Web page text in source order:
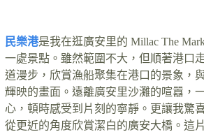
民樂港是我在逛廣安里的 Millac The
一處景點。雖然範圍不大，但順著港口
道漫步，欣賞漁船聚集在港口的景象，
輝映的畫面。遠離廣安里沙灘的喧囂，
心，頓時感受到片刻的寧靜。更讓我驚
從更近的角度欣賞潔白的廣安大橋。這